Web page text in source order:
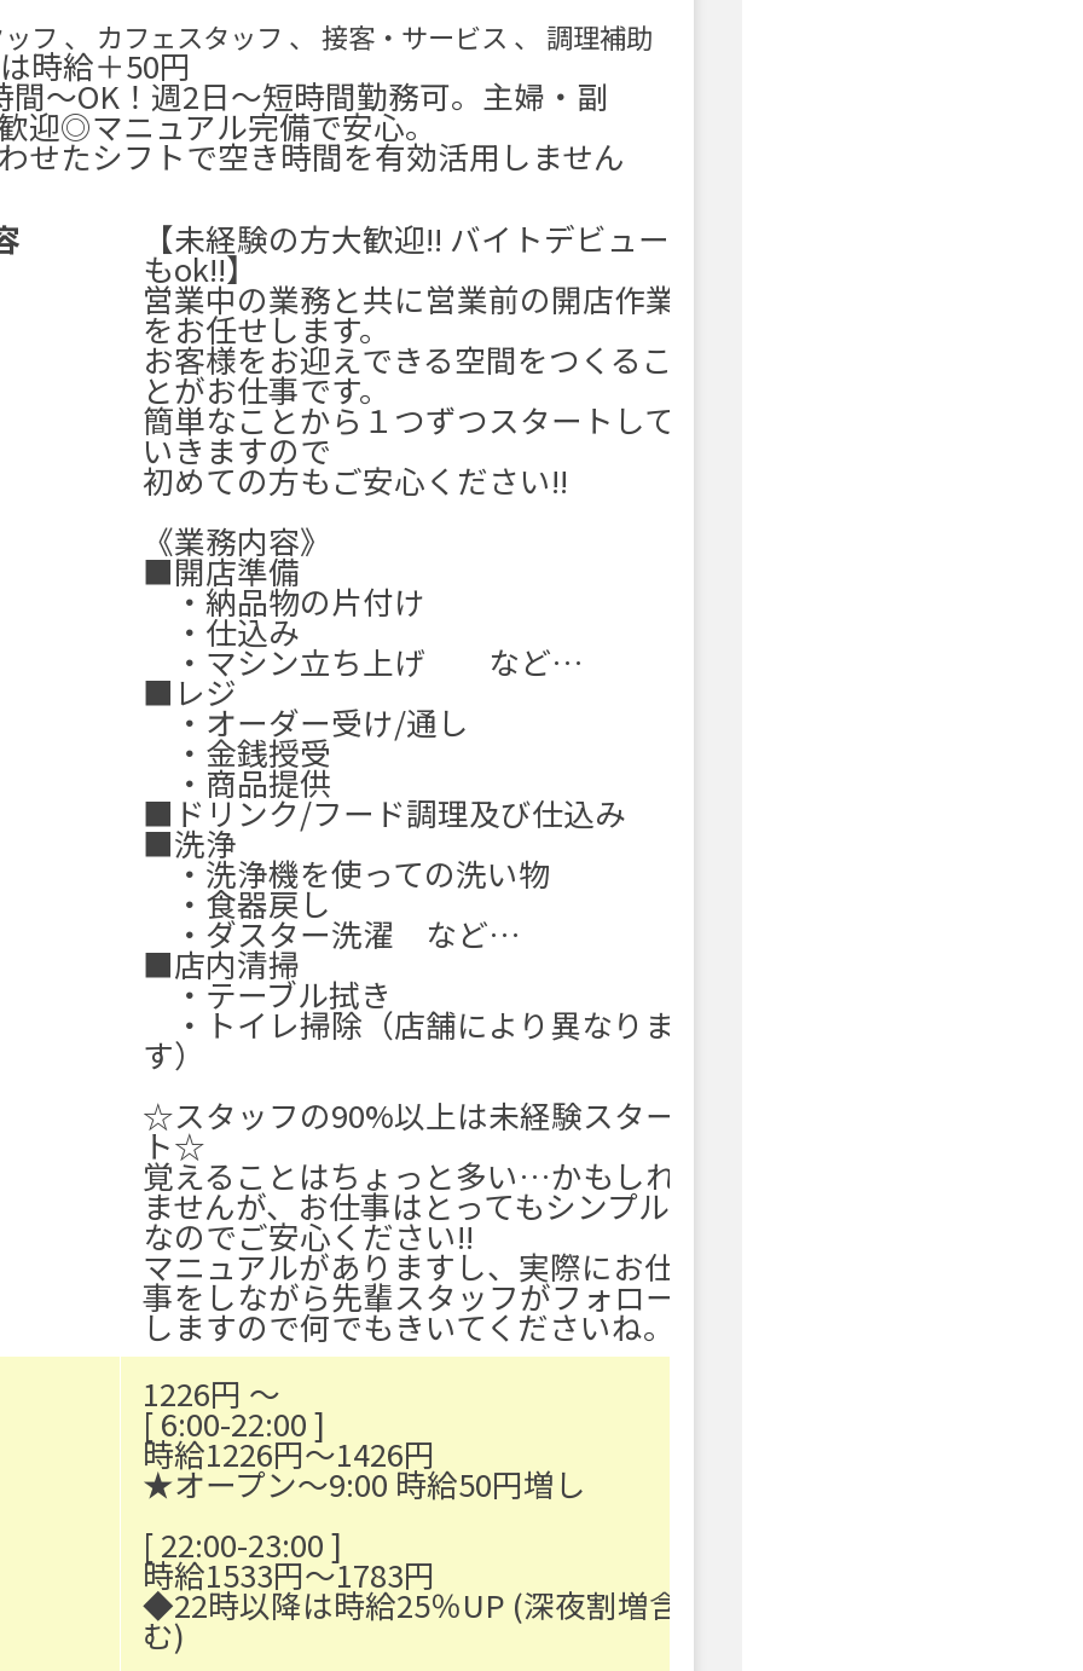
フ 、 カフェスタッフ 、 接客・サービス 、 調理補助
時給＋50円
～OK！週2日～短時間勤務可。主婦・副
迎◎マニュアル完備で安心。
せたシフトで空き時間を有効活用しません
【未経験の方大歓迎!! バイトデビュー
もok!!】
営業中の業務と共に営業前の開店作業
をお任せします。
お客様をお迎えできる空間をつくるこ
とがお仕事です。
簡単なことから１つずつスタートして
いきますので
初めての方もご安心ください!!
《業務内容》
■開店準備
・納品物の片付け
・仕込み
・マシン立ち上げ など…
■レジ
・オーダー受け/通し
・金銭授受
・商品提供
■ドリンク/フード調理及び仕込み
■洗浄
・洗浄機を使っての洗い物
・食器戻し
・ダスター洗濯 など…
■店内清掃
・テーブル拭き
・トイレ掃除（店舗により異なりま
す）
☆スタッフの90%以上は未経験スター
ト☆
覚えることはちょっと多い…かもしれ
ませんが、お仕事はとってもシンプル
なのでご安心ください!!
マニュアルがありますし、実際にお仕
事をしながら先輩スタッフがフォロー
しますので何でもきいてくださいね。
1226円 〜
[ 6:00-22:00 ]
時給1226円〜1426円
★オープン～9:00 時給50円増し
[ 22:00-23:00 ]
時給1533円〜1783円
◆22時以降は時給25％UP (深夜割増含
む)